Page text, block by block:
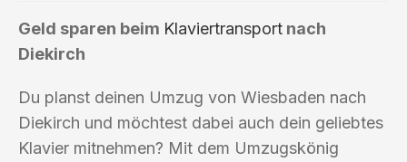
Geld sparen beim Klaviertransport nach
Diekirch
Du planst deinen Umzug von Wiesbaden nach
Diekirch und möchtest dabei auch dein geliebtes
Klavier mitnehmen? Mit dem Umzugskönig